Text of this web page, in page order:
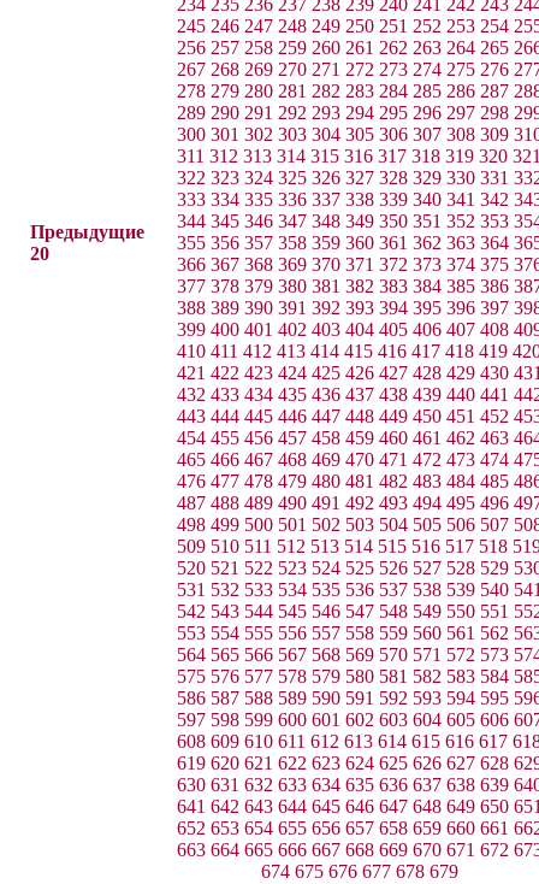
Предыдущие
20
234 235 236 237 238 239 240 241 242 243
245 246 247 248 249 250 251 252 253 254
256 257 258 259 260 261 262 263 264 265
267 268 269 270 271 272 273 274 275 276
278 279 280 281 282 283 284 285 286 287
289 290 291 292 293 294 295 296 297 298
300 301 302 303 304 305 306 307 308 309
311 312 313 314 315 316 317 318 319 320
322 323 324 325 326 327 328 329 330 331
333 334 335 336 337 338 339 340 341 342
344 345 346 347 348 349 350 351 352 353
355 356 357 358 359 360 361 362 363 364
366 367 368 369 370 371 372 373 374 375
377 378 379 380 381 382 383 384 385 386
388 389 390 391 392 393 394 395 396 397
399 400 401 402 403 404 405 406 407 408
410 411 412 413 414 415 416 417 418 419
421 422 423 424 425 426 427 428 429 430
432 433 434 435 436 437 438 439 440 441
443 444 445 446 447 448 449 450 451 452
454 455 456 457 458 459 460 461 462 463
465 466 467 468 469 470 471 472 473 474
476 477 478 479 480 481 482 483 484 485
487 488 489 490 491 492 493 494 495 496
498 499 500 501 502 503 504 505 506 507
509 510 511 512 513 514 515 516 517 518
520 521 522 523 524 525 526 527 528 529
531 532 533 534 535 536 537 538 539 540
542 543 544 545 546 547 548 549 550 551
553 554 555 556 557 558 559 560 561 562
564 565 566 567 568 569 570 571 572 573
575 576 577 578 579 580 581 582 583 584
586 587 588 589 590 591 592 593 594 595
597 598 599 600 601 602 603 604 605 606
608 609 610 611 612 613 614 615 616 617
619 620 621 622 623 624 625 626 627 628
630 631 632 633 634 635 636 637 638 639
641 642 643 644 645 646 647 648 649 650
652 653 654 655 656 657 658 659 660 661
663 664 665 666 667 668 669 670 671 672
674 675 676 677 678 679